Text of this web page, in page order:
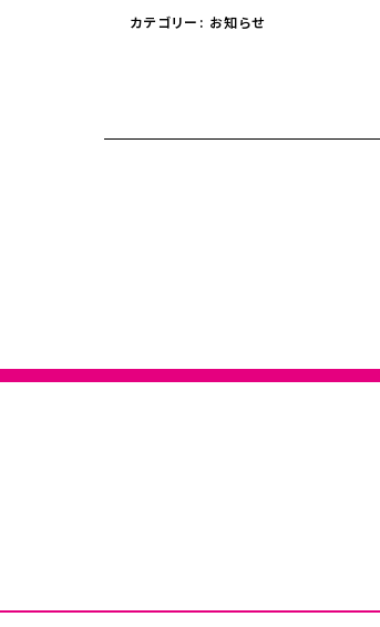
カテゴリー: お知らせ